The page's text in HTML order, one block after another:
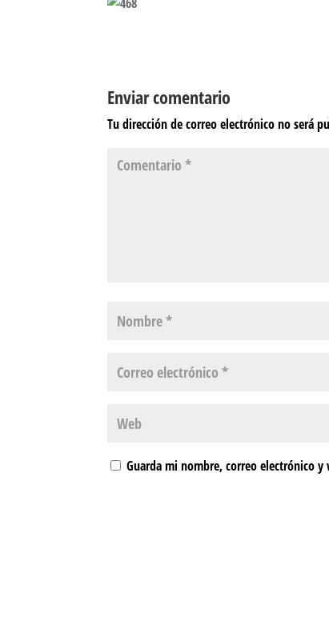
Enviar comentario
Tu dirección de correo electrónico no será
Guarda mi nombre, correo electrónico